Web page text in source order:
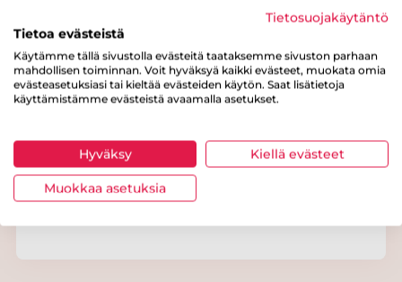
Vaasan Luomu Kaurapalaleipä
Tietosuojakäytäntö
Tietoa evästeistä
Käytämme tällä sivustolla evästeitä taataksemme sivuston parhaan
mahdollisen toiminnan. Voit hyväksyä kaikki evästeet, muokata omia
evästeasetuksiasi tai kieltää evästeiden käytön. Saat lisätietoja
käyttämistämme evästeistä avaamalla asetukset.
Hyväksy Kiellä evästeet
Muokkaa asetuksia